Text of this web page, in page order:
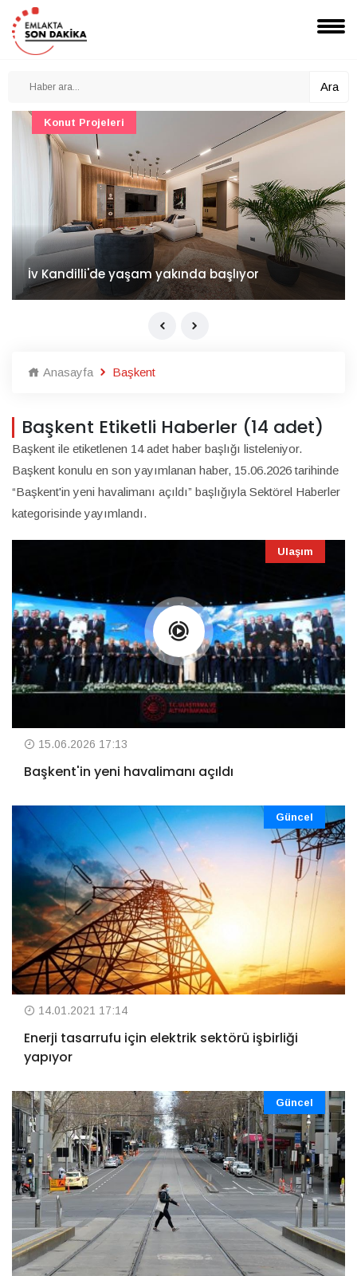
Ara
İv Kandilli'de yaşam yakında başlıyor
Konut Projeleri
Anasayfa Başkent
Başkent Etiketli Haberler (14 adet)
Başkent ile etiketlenen 14 adet haber başlığı listeleniyor.
Başkent konulu en son yayımlanan haber, 15.06.2026 tarihinde
“Başkent'in yeni havalimanı açıldı” başlığıyla Sektörel Haberler
kategorisinde yayımlandı.
Ulaşım
15.06.2026 17:13
Başkent'in yeni havalimanı açıldı
Güncel
14.01.2021 17:14
Enerji tasarrufu için elektrik sektörü işbirliği
yapıyor
Güncel